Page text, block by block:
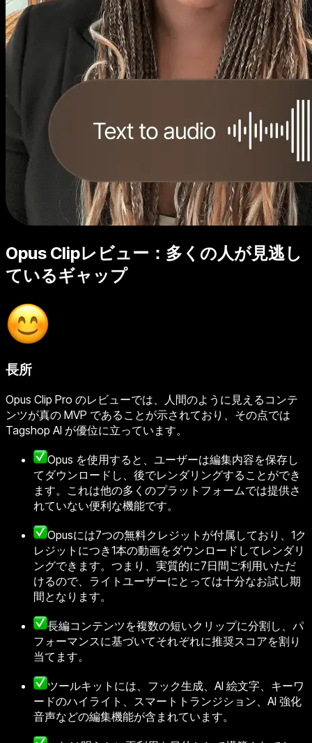
Opus Clipレビュー：多くの人が見逃し
ているギャップ
長所
Opus Clip Pro のレビューでは、人間のように見えるコンテ
ンツが真の MVP であることが示されており、その点では
Tagshop AI が優位に立っています。
Opus を使用すると、ユーザーは編集内容を保存し
てダウンロードし、後でレンダリングすることができ
ます。これは他の多くのプラットフォームでは提供さ
れていない便利な機能です。
Opusには7つの無料クレジットが付属しており、1ク
レジットにつき1本の動画をダウンロードしてレンダリ
ングできます。つまり、実質的に7日間ご利用いただ
けるので、ライトユーザーにとっては十分なお試し期
間となります。
長編コンテンツを複数の短いクリップに分割し、パ
フォーマンスに基づいてそれぞれに推奨スコアを割り
当てます。
ツールキットには、フック生成、AI 絵文字、キーワ
ードのハイライト、スマートトランジション、AI 強化
音声などの編集機能が含まれています。